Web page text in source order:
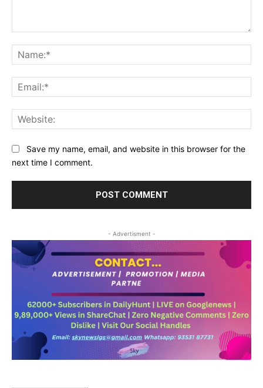
Save my name, email, and website in this browser for the
next time I comment.
- Advertisment -